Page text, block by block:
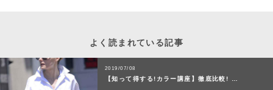
よく読まれている記事
2019/07/08
【知って得する!カラー講座】徹底比較! …